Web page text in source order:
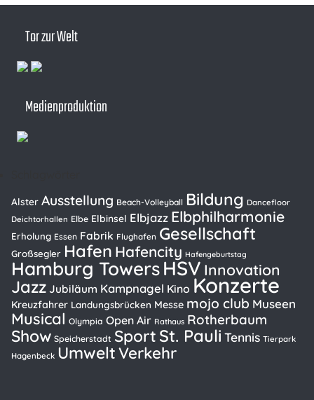
Tor zur Welt
Medienproduktion
Alster Ausstellung Beach-Volleyball Bildung Dancefloor
Deichtorhallen Elbe Elbinsel Elbjazz Elbphilharmonie
Erholung Essen Fabrik Flughafen Gesellschaft
Großsegler Hafen Hafencity Hafengeburtstag
Hamburg TowersHSV Innovation
Jazz Jubiläum Kampnagel Kino Konzerte
Kreuzfahrer Landungsbrücken Messe mojo club Museen
Musical Olympia Open Air Rathaus Rotherbaum
Show Speicherstadt Sport St. Pauli Tennis Tierpark
Hagenbeck UmweltVerkehr